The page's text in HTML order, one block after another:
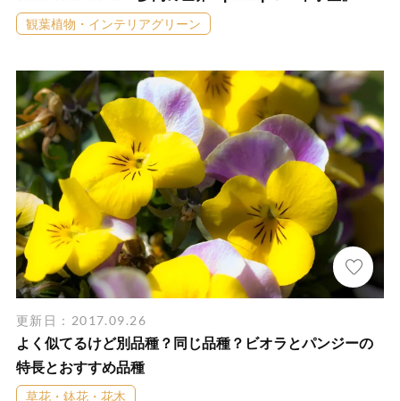
観葉植物・インテリアグリーン
更新日：2017.09.26
よく似てるけど別品種？同じ品種？ビオラとパンジーの
特長とおすすめ品種
草花・鉢花・花木